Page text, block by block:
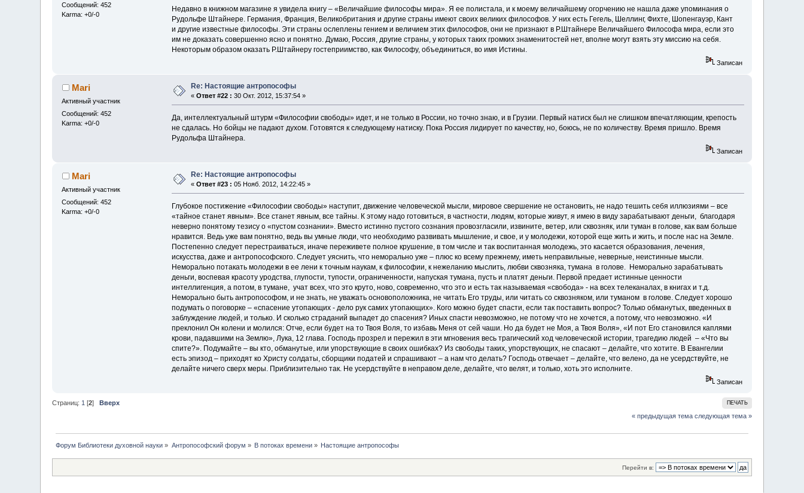
Сообщений: 452
Karma: +0/-0
Недавно в книжном магазине я увидела книгу – «Величайшие философы мира». Я ее полистала, и к моему величайшему огорчению не нашла даже упоминания о
Рудольфе Штайнере. Германия, Франция, Великобритания и другие страны имеют своих великих философов. У них есть Гегель, Шеллинг, Фихте, Шопенгауэр, Кант
и другие известные философы. Эти страны ослеплены гением и величием этих философов, они не признают в Р.Штайнере Величайшего Философа мира, если это
им не доказать совершенно ясно и понятно. Думаю, Россия, другие страны, у которых таких громких знаменитостей нет, вполне могут взять эту миссию на себя.
Некоторым образом оказать Р.Штайнеру гостеприимство, как Философу, объединиться, во имя Истины.
Записан
Mari
Активный участник
Сообщений: 452
Karma: +0/-0
Re: Настоящие антропософы
«Ответ #22 : 30 Окт. 2012, 15:37:54 »
Да, интеллектуальный штурм «Философии свободы» идет, и не только в России, но точно знаю, и в Грузии. Первый натиск был не слишком впечатляющим, крепость
не сдалась. Но бойцы не падают духом. Готовятся к следующему натиску. Пока Россия лидирует по качеству, но, боюсь, не по количеству. Время пришло. Время
Рудольфа Штайнера.
Записан
Mari
Активный участник
Сообщений: 452
Karma: +0/-0
Re: Настоящие антропософы
«Ответ #23 : 05 Нояб. 2012, 14:22:45 »
Глубокое постижение «Философии свободы» наступит, движение человеческой мысли, мировое свершение не остановить, не надо тешить себя иллюзиями – все
«тайное станет явным». Все станет явным, все тайны. К этому надо готовиться, в частности, людям, которые живут, я имею в виду зарабатывают деньги, благодаря
неверно понятому тезису о «пустом сознании». Вместо истинно пустого сознания провозгласили, извините, ветер, или сквозняк, или туман в голове, как вам больше
нравится. Ведь уже вам понятно, ведь вы умные люди, что необходимо развивать мышление, и свое, и у молодежи, которой еще жить и жить, и после нас на Земле.
Постепенно следует перестраиваться, иначе переживете полное крушение, в том числе и так воспитанная молодежь, это касается образования, лечения,
искусства, даже и антропософского. Следует уяснить, что неморально уже – плюс ко всему прежнему, иметь неправильные, неверные, неистинные мысли.
Неморально потакать молодежи в ее лени к точным наукам, к философии, к нежеланию мыслить, любви сквозняка, тумана в голове. Неморально зарабатывать
деньги, воспевая красоту уродства, глупости, тупости, ограниченности, напуская тумана, пусть и платят деньги. Первой предает истинные ценности
интеллигенция, а потом, в тумане, учат всех, что это круто, ново, современно, что это и есть так называемая «свобода» - на всех телеканалах, в книгах и т.д.
Неморально быть антропософом, и не знать, не уважать основоположника, не читать Его труды, или читать со сквозняком, или туманом в голове. Следует хорошо
подумать о поговорке – «спасение утопающих - дело рук самих утопающих». Кого можно будет спасти, если так поставить вопрос? Только обманутых, введенных в
заблуждение людей, и только. И сколько страданий выпадет до спасения? Иных спасти невозможно, не потому что не хочется, а потому, что невозможно. «И
преклонил Он колени и молился: Отче, если будет на то Твоя Воля, то избавь Меня от сей чаши. Но да будет не Моя, а Твоя Воля», «И пот Его становился каплями
крови, падавшими на Землю», Лука, 12 глава. Господь прозрел и пережил в эти мгновения весь трагический ход человеческой истории, трагедию людей – «Что вы
спите?». Подумайте – вы кто, обманутые, или упорствующие в своих ошибках? Из свободы таких, упорствующих, не спасают – делайте, что хотите. В Евангелии
есть эпизод – приходят ко Христу солдаты, сборщики податей и спрашивают – а нам что делать? Господь отвечает – делайте, что велено, да не усердствуйте, не
делайте ничего сверх меры. Приблизительно так. Не усердствуйте в неправом деле, делайте, что велят, и только, хоть это исполните.
Записан
ПЕЧАТЬ
Страниц: 1 [2]Вверх
« предыдущая тема следующая тема »
Форум Библиотеки духовной науки » Антропософский форум » В потоках времени » Настоящие антропософы
Перейти в: